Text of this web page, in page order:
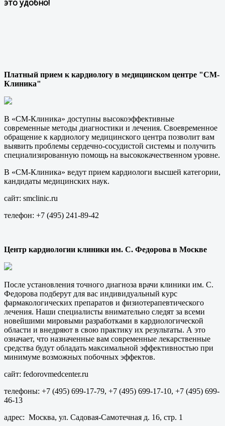
это удобно!
Платный прием к кардиологу в медицинском центре "СМ-
Клиника"
В «СМ-Клиника» доступны высокоэффективные
современные методы диагностики и лечения. Своевременное
обращение к кардиологу медицинского центра позволит вам
выявить проблемы сердечно-сосудистой системы и получить
специализированную помощь на высококачественном уровне.
В «СМ-Клиника» ведут прием кардиологи высшей категории,
кандидаты медицинских наук.
сайт: smclinic.ru
телефон: +7 (495) 241-89-42
Центр кардиологии клиники им. С. Федорова в Москве
После установления точного диагноза врачи клиники им. С.
Федорова подберут для вас индивидуальный курс
фармакологических препаратов и физиотерапевтического
лечения. Наши специалисты внимательно следят за всеми
новейшими мировыми разработками в кардиологической
области и внедряют в свою практику их результаты. А это
означает, что назначенные вам современные лекарственные
средства будут обладать максимальной эффективностью при
минимуме возможных побочных эффектов.
сайт: fedorovmedcenter.ru
телефоны: +7 (495) 699-17-79, +7 (495) 699-17-10, +7 (495) 699-
46-13
адрес: Москва, ул. Садовая-Самотечная д. 16, стр. 1